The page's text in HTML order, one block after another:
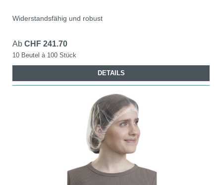
Widerstandsfähig und robust
Ab CHF 241.70
10 Beutel à 100 Stück
DETAILS